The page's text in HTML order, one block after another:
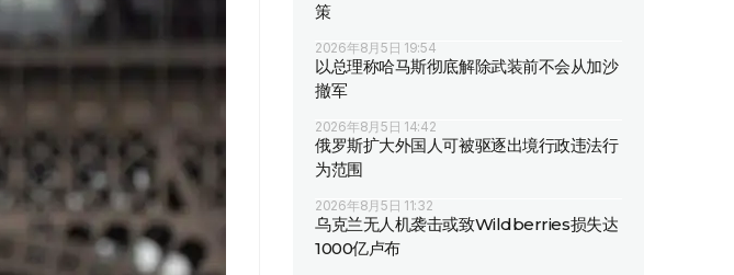
策
2026年8月5日 19:54
以总理称哈马斯彻底解除武装前不会从加沙
撤军
2026年8月5日 14:42
俄罗斯扩大外国人可被驱逐出境行政违法行
为范围
2026年8月5日 11:32
乌克兰无人机袭击或致Wildberries损失达
1000亿卢布